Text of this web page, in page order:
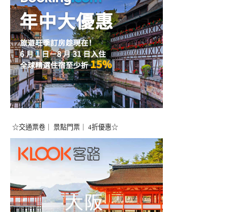
☆交通票卷｜ 景點門票｜ 4折優惠☆